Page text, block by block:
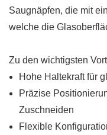
Saugnäpfen, die mit
welche die
Zu den wichtigsten
Hohe Haltekraft für
Präzise
Zuschneiden
Flexible